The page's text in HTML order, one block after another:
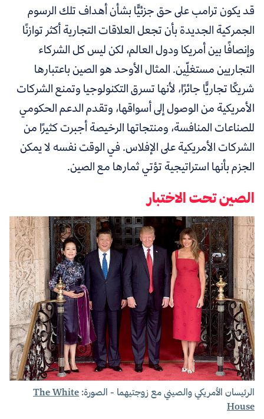
قد يكون ترامب على حق جزئيًّا بشأن أهداف تلك الرسوم
الجمركية الجديدة بأن تجعل العلاقات التجارية أكثر توازنًا
وإنصافًا بين أمريكا ودول العالم، لكن ليس كل الشركاء
التجاريين مستغلِّين. المثال الأوحد هو الصين باعتبارها
شريكًا تجاريًّا جائرًا، لأنها تسرق التكنولوجيا وتمنع الشركات
الأمريكية من الوصول إلى أسواقها، وتقدم الدعم الحكومي
للصناعات المنافسة، ومنتجاتها الرخيصة أجبرت كثيرًا من
الشركات الأمريكية على الإفلاس. في الوقت نفسه لا يمكن
الجزم بأنها استراتيجية تؤتي ثمارها مع الصين.
الصين تحت الاختبار
الرئيسان الأمريكي والصيني مع زوجتيهما - الصورة:The White
House